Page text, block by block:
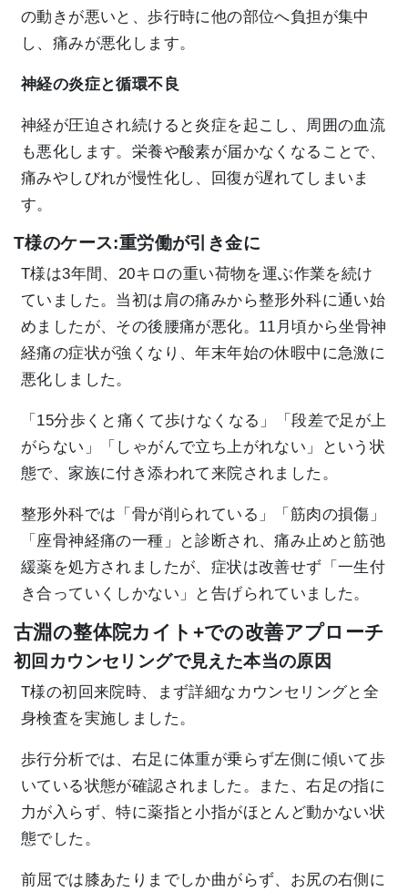
の動きが悪いと、歩行時に他の部位へ負担が集中
し、痛みが悪化します。
神経の炎症と循環不良
神経が圧迫され続けると炎症を起こし、周囲の血流
も悪化します。栄養や酸素が届かなくなることで、
痛みやしびれが慢性化し、回復が遅れてしまいま
す。
T様のケース:重労働が引き金に
T様は3年間、20キロの重い荷物を運ぶ作業を続け
ていました。当初は肩の痛みから整形外科に通い始
めましたが、その後腰痛が悪化。11月頃から坐骨神
経痛の症状が強くなり、年末年始の休暇中に急激に
悪化しました。
「15分歩くと痛くて歩けなくなる」「段差で足が上
がらない」「しゃがんで立ち上がれない」という状
態で、家族に付き添われて来院されました。
整形外科では「骨が削られている」「筋肉の損傷」
「座骨神経痛の一種」と診断され、痛み止めと筋弛
緩薬を処方されましたが、症状は改善せず「一生付
き合っていくしかない」と告げられていました。
古淵の整体院カイト+での改善アプローチ
初回カウンセリングで見えた本当の原因
T様の初回来院時、まず詳細なカウンセリングと全
身検査を実施しました。
歩行分析では、右足に体重が乗らず左側に傾いて歩
いている状態が確認されました。また、右足の指に
力が入らず、特に薬指と小指がほとんど動かない状
態でした。
前屈では膝あたりまでしか曲がらず、お尻の右側に